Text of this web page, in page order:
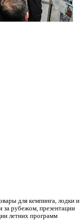
для кемпинга, лодки и
за рубежом, презентации
летних программ